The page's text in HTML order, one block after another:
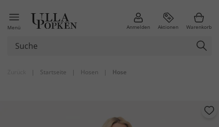
Menü Anmelden Aktionen Warenkorb
| Startseite | Hosen | Hose